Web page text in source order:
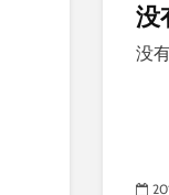
没
没